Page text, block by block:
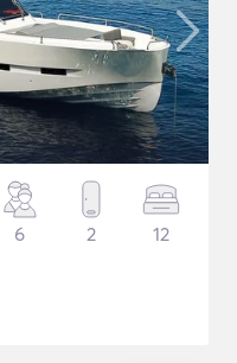
6 2 12